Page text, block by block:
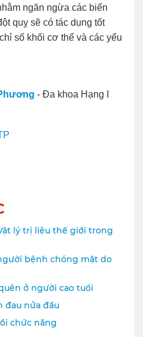
ngăn ngừa các biến
quỵ sẽ có tác dụng tốt
số khối cơ thể và các yếu
- Đa khoa Hạng I
lý trị liệu thế giới trong
bệnh chóng mặt do
ở người cao tuổi
đau nửa đầu
chức năng